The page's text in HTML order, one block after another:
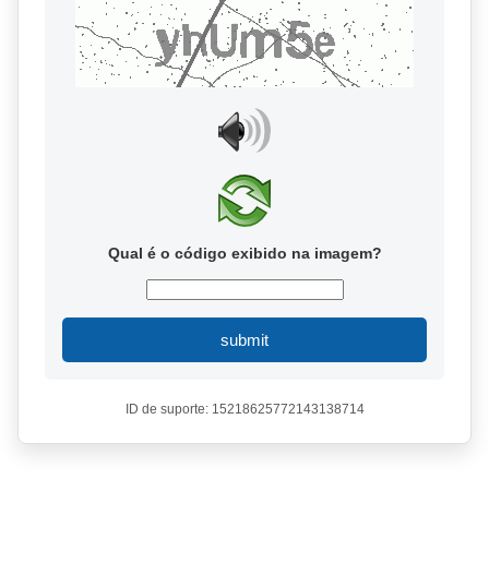
Qual é o código exibido na imagem?
submit
ID de suporte: 15218625772143138714